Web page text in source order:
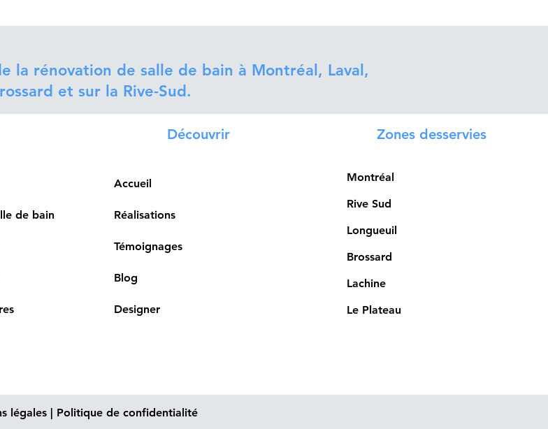
la rénovation de salle de bain à Montréal, Laval,
et sur la Rive-Sud.
de bain
Découvrir
Accueil
Réalisations
Témoignages
Blog
Designer
Zones desservies
Montréal
Rive Sud
Longueuil
Brossard
Lachine
Le Plateau
légales| Politique de confidentialité